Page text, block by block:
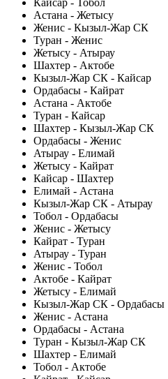
Кайсар - Тобол
Астана - Жетысу
Женис - Кызыл-Жар СК
Туран - Женис
Жетысу - Атырау
Шахтер - Актобе
Кызыл-Жар СК - Кайсар
Ордабасы - Кайрат
Астана - Актобе
Туран - Кайсар
Шахтер - Кызыл-Жар СК
Ордабасы - Женис
Атырау - Елимай
Жетысу - Кайрат
Кайсар - Шахтер
Елимай - Астана
Кызыл-Жар СК - Атырау
Тобол - Ордабасы
Женис - Жетысу
Кайрат - Туран
Атырау - Туран
Женис - Тобол
Актобе - Кайрат
Жетысу - Елимай
Кызыл-Жар СК - Ордабасы
Женис - Астана
Ордабасы - Астана
Туран - Кызыл-Жар СК
Шахтер - Елимай
Тобол - Актобе